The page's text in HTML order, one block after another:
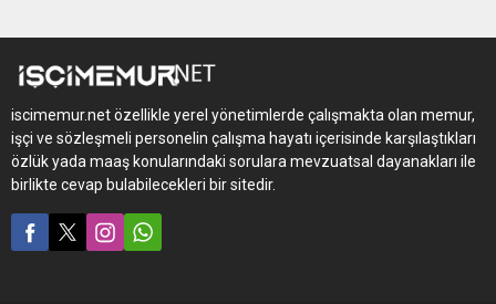
iscimemur.net özellikle yerel yönetimlerde çalışmakta olan memur,
işçi ve sözleşmeli personelin çalışma hayatı içerisinde karşılaştıkları
özlük yada maaş konularındaki sorulara mevzuatsal dayanakları ile
birlikte cevap bulabilecekleri bir sitedir.